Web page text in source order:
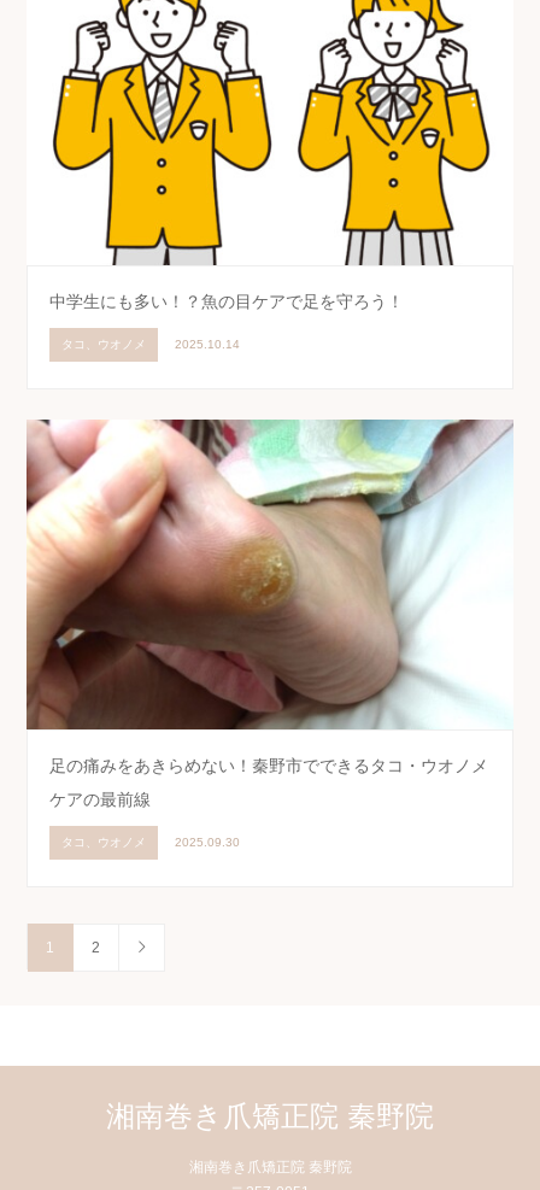
中学生にも多い！？魚の目ケアで足を守ろう！
タコ、ウオノメ 2025.10.14
足の痛みをあきらめない！秦野市でできるタコ・ウオノメ
ケアの最前線
タコ、ウオノメ 2025.09.30
1 2
湘南巻き爪矯正院 秦野院
湘南巻き爪矯正院 秦野院